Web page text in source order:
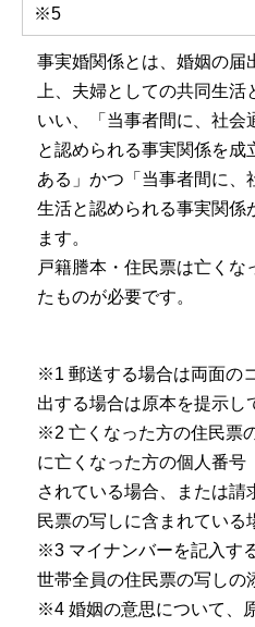
※5
事実婚関係とは、婚姻の届
上、夫婦としての共同生活
いい、「当事者間に、社会
と認められる事実関係を成
ある」かつ「当事者間に、
生活と認められる事実関係
ます。
戸籍謄本・住民票は亡くな
たものが必要です。
※1 郵送する場合は両面の
出する場合は原本を提示し
※2 亡くなった方の住民票
に亡くなった方の個人番号
されている場合、または請
民票の写しに含まれている
※3 マイナンバーを記入す
世帯全員の住民票の写しの
※4 婚姻の意思について、